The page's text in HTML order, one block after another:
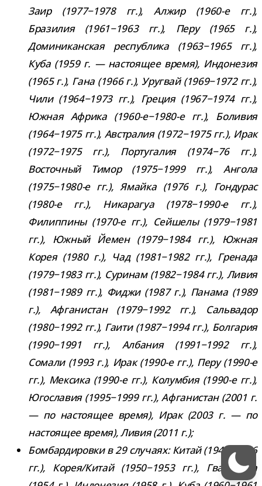
Заир (1977−1978 гг.), Алжир (1960-​е гг.),
Бразилия (1961−1963 гг.), Перу (1965 г.),
Доминиканская рес­пуб­лика (1963−1965 гг.),
Куба (1959 г. — насто­я­щее время), Индонезия
(1965 г.), Гана (1966 г.), Уругвай (1969−1972 гг.),
Чили (1964−1973 гг.), Греция (1967−1974 гг.),
Южная Африка (1960-е−1980-е гг.), Боливия
(1964−1975 гг.), Австралия (1972−1975 гг.), Ирак
(1972−1975 гг.), Португалия (1974−76 гг.),
Восточный Тимор (1975−1999 гг.), Ангола
(1975−1980-е гг.), Ямайка (1976 г.), Гондурас
(1980-​е гг.), Никарагуа (1978−1990-е гг.),
Филиппины (1970-​е гг.), Сейшелы (1979−1981
гг.), Южный Йемен (1979−1984 гг.), Южная
Корея (1980 г.), Чад (1981−1982 гг.), Гренада
(1979−1983 гг.), Суринам (1982−1984 гг.), Ливия
(1981−1989 гг.), Фиджи (1987 г.), Панама (1989
г.), Афганистан (1979−1992 гг.), Сальвадор
(1980−1992 гг.), Гаити (1987−1994 гг.), Болгария
(1990−1991 гг.), Албания (1991−1992 гг.),
Сомали (1993 г.), Ирак (1990-​е гг.), Перу (1990-​е
гг.), Мексика (1990-​е гг.), Колумбия (1990-​е гг.),
Югославия (1995−1999 гг.), Афганистан (2001 г.
— по насто­я­щее время), Ирак (2003 г. — по
насто­я­щее время), Ливия (2011 г.);
Бомбардировки в 29 слу­чаях: Китай (1945−1946
гг.), Корея/​Китай (1950−1953 гг.), Гватемала